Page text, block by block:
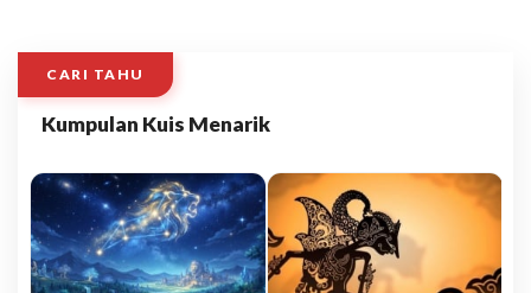
CARI TAHU
Kumpulan Kuis Menarik